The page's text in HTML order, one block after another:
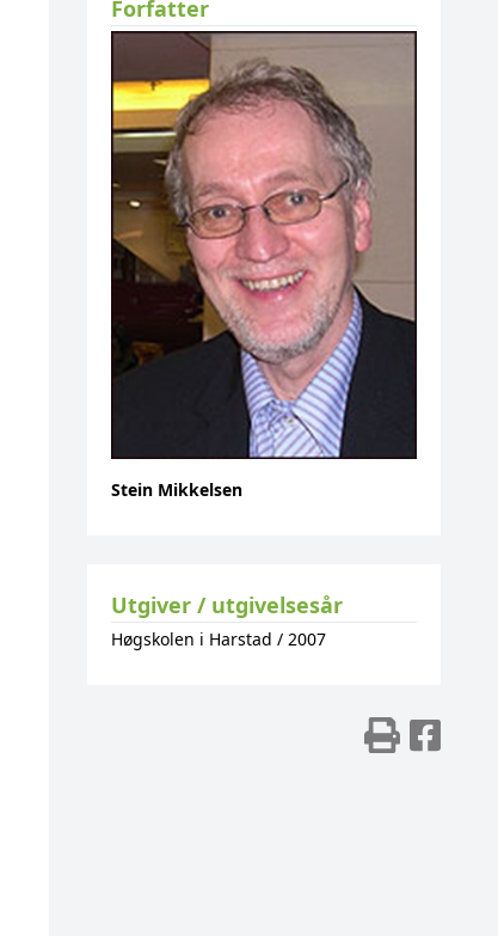
Forfatter
Stein Mikkelsen
Utgiver / utgivelsesår
Høgskolen i Harstad / 2007